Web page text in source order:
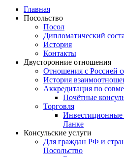
Главная
Посольство
Посол
Дипломатический
История
Контакты
Двусторонние отношения
Отношения с Россией
История
Аккредитация по
Почётные
Торговля
Ланке
Консульские услуги
Для граждан РФ и
Посольство